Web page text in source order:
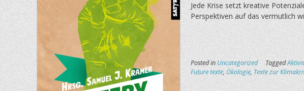
Jede Krise setzt kreative
Perspektiven auf das vermutlich
Posted inUncategorized Tagged
Future texte,Ökologie,Texte zur